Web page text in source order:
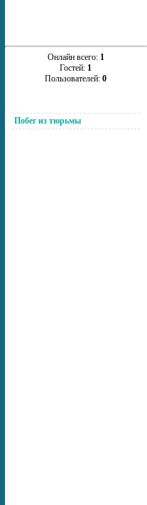
Онлайн всего: 1
Гостей: 1
Пользователей:0
Побег из тюрьмы